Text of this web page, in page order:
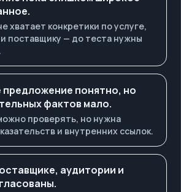
хватает конкретики по услуге,
поставщику — до теста нужны
понятно, но
фактов мало.
проверять, но нужна
и внутренних ссылок.
аудитории и